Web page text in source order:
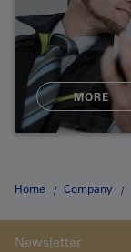
MORE
Home Company